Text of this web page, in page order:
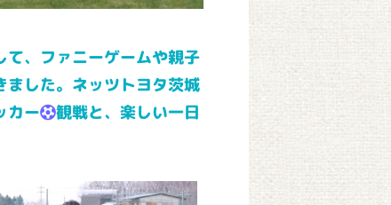
、ファニーゲームや親子
した。ネッツトヨタ茨城
カー
観戦と、楽しい一日